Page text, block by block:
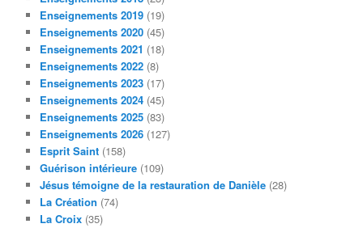
Enseignements 2019 (19)
Enseignements 2020 (45)
Enseignements 2021 (18)
Enseignements 2022 (8)
Enseignements 2023 (17)
Enseignements 2024 (45)
Enseignements 2025 (83)
Enseignements 2026 (127)
Esprit Saint (158)
Guérison intérieure (109)
Jésus témoigne de la restauration de Danièle (28)
La Création (74)
La Croix (35)